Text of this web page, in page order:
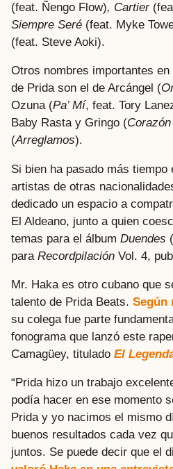
(feat. Ñengo Flow), Cartier
Siempre Seré (feat. Myke
(feat. Steve Aoki).
Otros nombres importantes en
de Prida son el de Arcángel (
Ozuna (Pa’ Mí, feat. Tory
Baby Rasta y Gringo (
(Arreglamos).
Si bien ha pasado más tiempo
artistas de otras
dedicado un espacio a
El Aldeano, junto a quien
temas para el álbum Duendes
para Recordpilación Vol. 4,
Mr. Haka es otro cubano que
talento de Prida Beats. Según
su colega fue parte
fonograma que lanzó este
Camagüey, titulado El
“Prida hizo un trabajo
podía hacer en ese momento
Prida y yo nacimos el mismo
buenos resultados cada vez
juntos. Se puede decir que el